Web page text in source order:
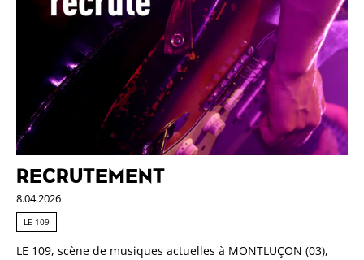
RECRUTEMENT
8.04.2026
LE 109
LE 109, scène de musiques actuelles à MONTLUÇON (03),